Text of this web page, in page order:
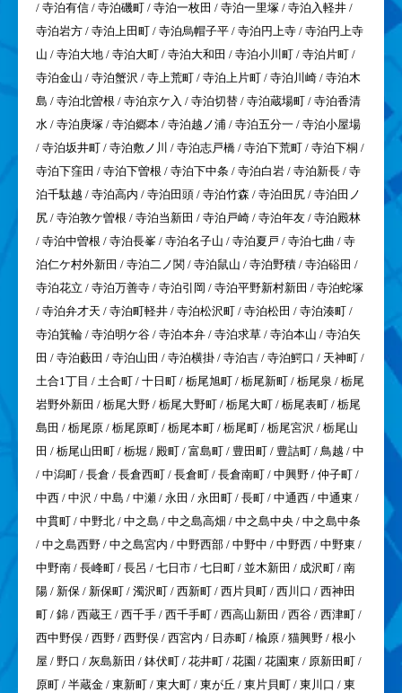
/ 寺泊有信 / 寺泊磯町 / 寺泊一枚田 / 寺泊一里塚 / 寺泊入軽井 /
寺泊岩方 / 寺泊上田町 / 寺泊烏帽子平 / 寺泊円上寺 / 寺泊円上寺
山 / 寺泊大地 / 寺泊大町 / 寺泊大和田 / 寺泊小川町 / 寺泊片町 /
寺泊金山 / 寺泊蟹沢 / 寺上荒町 / 寺泊上片町 / 寺泊川崎 / 寺泊木
島 / 寺泊北曽根 / 寺泊京ケ入 / 寺泊切替 / 寺泊蔵場町 / 寺泊香清
水 / 寺泊庚塚 / 寺泊郷本 / 寺泊越ノ浦 / 寺泊五分一 / 寺泊小屋場
/ 寺泊坂井町 / 寺泊敷ノ川 / 寺泊志戸橋 / 寺泊下荒町 / 寺泊下桐 /
寺泊下窪田 / 寺泊下曽根 / 寺泊下中条 / 寺泊白岩 / 寺泊新長 / 寺
泊千駄越 / 寺泊高内 / 寺泊田頭 / 寺泊竹森 / 寺泊田尻 / 寺泊田ノ
尻 / 寺泊敦ケ曽根 / 寺泊当新田 / 寺泊戸崎 / 寺泊年友 / 寺泊殿林
/ 寺泊中曽根 / 寺泊長峯 / 寺泊名子山 / 寺泊夏戸 / 寺泊七曲 / 寺
泊仁ケ村外新田 / 寺泊二ノ関 / 寺泊鼠山 / 寺泊野積 / 寺泊硲田 /
寺泊花立 / 寺泊万善寺 / 寺泊引岡 / 寺泊平野新村新田 / 寺泊蛇塚
/ 寺泊弁才天 / 寺泊町軽井 / 寺泊松沢町 / 寺泊松田 / 寺泊湊町 /
寺泊箕輪 / 寺泊明ケ谷 / 寺泊本弁 / 寺泊求草 / 寺泊本山 / 寺泊矢
田 / 寺泊藪田 / 寺泊山田 / 寺泊横掛 / 寺泊吉 / 寺泊鰐口 / 天神町 /
土合1丁目 / 土合町 / 十日町 / 栃尾旭町 / 栃尾新町 / 栃尾泉 / 栃尾
岩野外新田 / 栃尾大野 / 栃尾大野町 / 栃尾大町 / 栃尾表町 / 栃尾
島田 / 栃尾原 / 栃尾原町 / 栃尾本町 / 栃尾町 / 栃尾宮沢 / 栃尾山
田 / 栃尾山田町 / 栃堀 / 殿町 / 富島町 / 豊田町 / 豊詰町 / 鳥越 / 中
/ 中潟町 / 長倉 / 長倉西町 / 長倉町 / 長倉南町 / 中興野 / 仲子町 /
中西 / 中沢 / 中島 / 中瀬 / 永田 / 永田町 / 長町 / 中通西 / 中通東 /
中貫町 / 中野北 / 中之島 / 中之島高畑 / 中之島中央 / 中之島中条
/ 中之島西野 / 中之島宮内 / 中野西部 / 中野中 / 中野西 / 中野東 /
中野南 / 長峰町 / 長呂 / 七日市 / 七日町 / 並木新田 / 成沢町 / 南
陽 / 新保 / 新保町 / 濁沢町 / 西新町 / 西片貝町 / 西川口 / 西神田
町 / 錦 / 西蔵王 / 西千手 / 西千手町 / 西高山新田 / 西谷 / 西津町 /
西中野俣 / 西野 / 西野俣 / 西宮内 / 日赤町 / 楡原 / 猫興野 / 根小
屋 / 野口 / 灰島新田 / 鉢伏町 / 花井町 / 花園 / 花園東 / 原新田町 /
原町 / 半蔵金 / 東新町 / 東大町 / 東が丘 / 東片貝町 / 東川口 / 東